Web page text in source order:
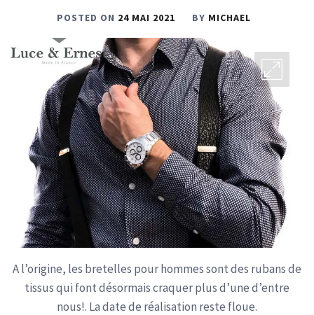
POSTED ON 24 MAI 2021 BY MICHAEL
A l’origine, les bretelles pour hommes sont des rubans de
tissus qui font désormais craquer plus d’une d’entre
nous!. La date de réalisation reste floue.